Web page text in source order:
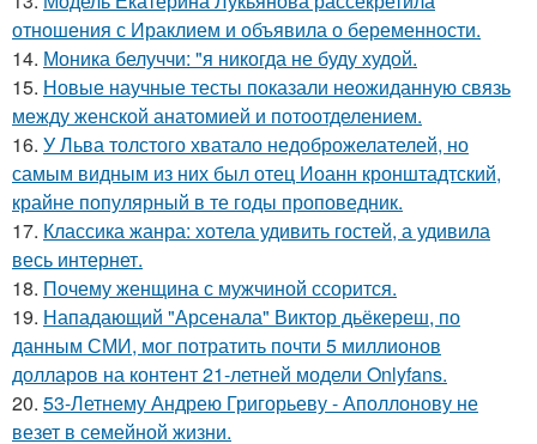
отношения с Ираклием и объявила о беременности.
14. Моника белуччи: "я никогда не буду худой.
15. Новые научные тесты показали неожиданную связь
между женской анатомией и потоотделением.
16. У Льва толстого хватало недоброжелателей, но
самым видным из них был отец Иоанн кронштадтский,
крайне популярный в те годы проповедник.
17. Классика жанра: хотела удивить гостей, а удивила
весь интернет.
18. Почему женщина с мужчиной ссорится.
19. Нападающий "Арсенала" Виктор дьёкереш, по
данным СМИ, мог потратить почти 5 миллионов
долларов на контент 21-летней модели Onlyfans.
20. 53-Летнему Андрею Григорьеву - Аполлонову не
везет в семейной жизни.